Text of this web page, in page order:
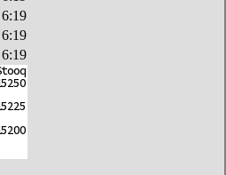
6:19
6:19
6:19